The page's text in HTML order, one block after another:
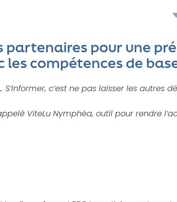
partenaires pour une
compétences de
c’est ne pas laisser les autres
ViteLu Nymphéa, outil pour rendre